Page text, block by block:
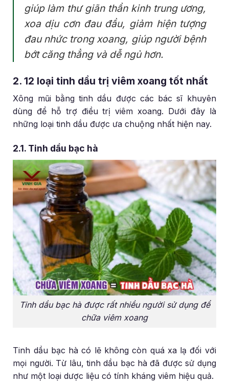
giúp làm thư giãn thần kinh trung ương,
xoa dịu cơn đau đầu, giảm hiện tượng
đau nhức trong xoang, giúp người bệnh
bớt căng thẳng và dễ ngủ hơn.
2. 12 loại tinh dầu trị viêm xoang tốt nhất
Xông mũi bằng tinh dầu được các bác sĩ khuyên
dùng để hỗ trợ điều trị viêm xoang. Dưới đây là
những loại tinh dầu được ưa chuộng nhất hiện nay.
2.1. Tinh dầu bạc hà
Tinh dầu bạc hà được rất nhiều người sử dụng để
chữa viêm xoang
Tinh dầu bạc hà có lẽ không còn quá xa lạ đối với
mọi người. Từ lâu, tinh dầu bạc hà đã được sử dụng
như một loại dược liệu có tính kháng viêm hiệu quả.